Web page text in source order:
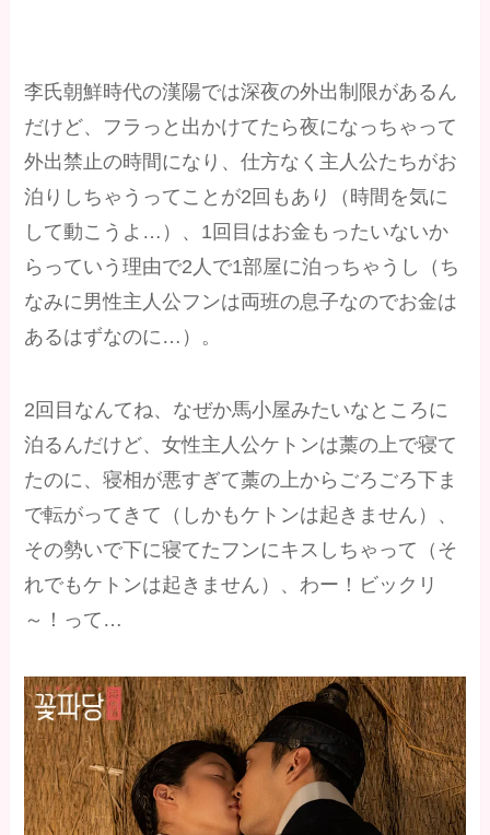
李氏朝鮮時代の漢陽では深夜の外出制限があるん
だけど、フラっと出かけてたら夜になっちゃって
外出禁止の時間になり、仕方なく主人公たちがお
泊りしちゃうってことが2回もあり（時間を気に
して動こうよ…）、1回目はお金もったいないか
らっていう理由で2人で1部屋に泊っちゃうし（ち
なみに男性主人公フンは両班の息子なのでお金は
あるはずなのに…）。
2回目なんてね、なぜか馬小屋みたいなところに
泊るんだけど、女性主人公ケトンは藁の上で寝て
たのに、寝相が悪すぎて藁の上からごろごろ下ま
で転がってきて（しかもケトンは起きません）、
その勢いで下に寝てたフンにキスしちゃって（そ
れでもケトンは起きません）、わー！ビックリ
～！って…